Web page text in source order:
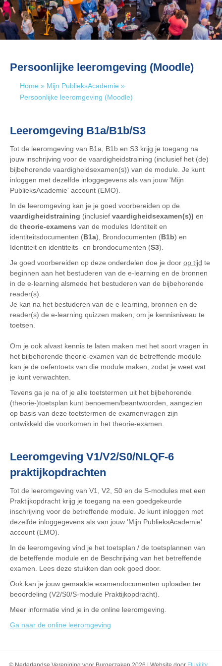
Persoonlijke leeromgeving (Moodle)
Home » Mijn PublieksAcademie »
Persoonlijke leeromgeving (Moodle)
Leeromgeving B1a/B1b/S3
Tot de leeromgeving van B1a, B1b en S3 krijg je toegang na
jouw inschrijving voor de vaardigheidstraining (inclusief het (de)
bijbehorende vaardigheidsexamen(s)) van de module. Je kunt
inloggen met dezelfde inloggegevens als van jouw 'Mijn
PublieksAcademie' account (EMO).
In de leeromgeving kan je je goed voorbereiden op de
vaardigheidstraining (inclusief vaardigheidsexamen(s)) en
de theorie-examens van de modules Identiteit en
identiteitsdocumenten (B1a), Brondocumenten (B1b) en
Identiteit en identiteits- en brondocumenten (S3).
Je goed voorbereiden op deze onderdelen doe je door op tijd te
beginnen aan het bestuderen van de e-learning en de bronnen
in de e-learning alsmede het bestuderen van de bijbehorende
reader(s).
Je kan na het bestuderen van de e-learning, bronnen en de
reader(s) de e-learning quizzen maken, om je kennisniveau te
toetsen.
Om je ook alvast kennis te laten maken met het soort vragen in
het bijbehorende theorie-examen van de betreffende module
kan je de oefentoets van die module maken, zodat je weet wat
je kunt verwachten.
Tevens ga je na of je alle toetstermen uit het bijbehorende
(theorie-)toetsplan kunt benoemen/beantwoorden, aangezien
op basis van deze toetstermen de examenvragen zijn
ontwikkeld die voorkomen in het theorie-examen.
Leeromgeving V1/V2/S0/NLQF-6
praktijkopdrachten
Tot de leeromgeving van V1, V2, S0 en de S-modules met een
Praktijkopdracht krijg je toegang na een goedgekeurde
inschrijving voor de betreffende module. Je kunt inloggen met
dezelfde inloggegevens als van jouw 'Mijn PublieksAcademie'
account (EMO).
In de leeromgeving vind je het toetsplan / de toetsplannen van
de beteffende module en de Beschrijving van het betreffende
examen. Lees deze stukken dan ook goed door.
Ook kan je jouw gemaakte examendocumenten uploaden ter
beoordeling (V2/S0/S-module Praktijkopdracht).
Meer informatie vind je in de online leeromgeving.
Ga naar de online leeromgeving